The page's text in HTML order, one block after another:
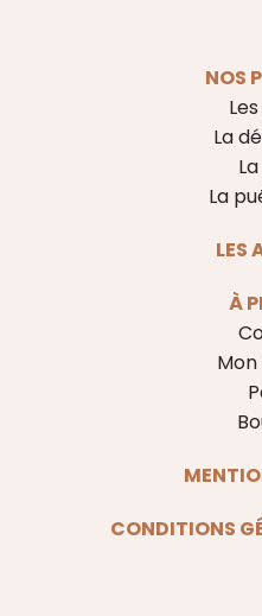
NOS
La
La
LES
À
CONDITIONS